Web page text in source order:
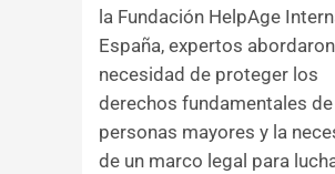
la Fundación HelpAge
España, expertos
necesidad de proteger los
derechos fundamentales
personas mayores y la
de un marco legal para